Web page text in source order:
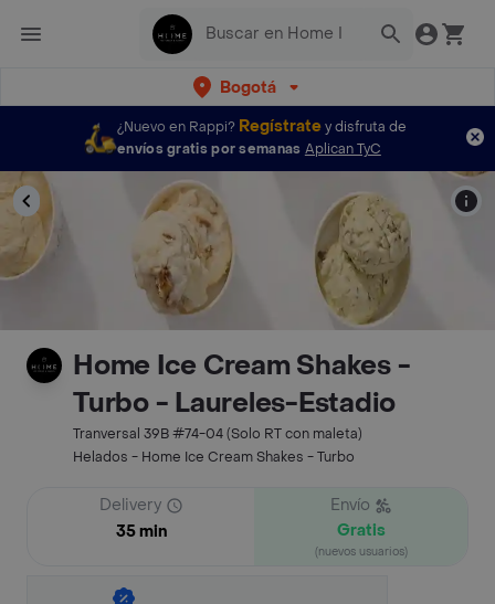
Bogotá
¿Nuevo en Rappi? Regístratey disfruta de
envíos gratis por semanas Aplican TyC
Home Ice Cream Shakes -
Turbo - Laureles-Estadio
Tranversal 39B #74-04 (Solo RT con maleta)
Helados - Home Ice Cream Shakes - Turbo
Delivery
35 min
Envío
Gratis
(nuevos usuarios)